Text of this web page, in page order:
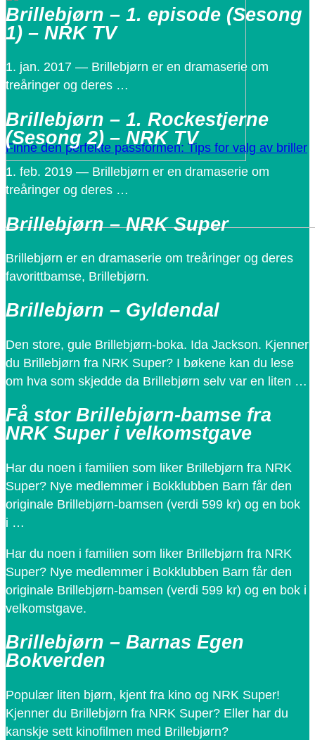
Finne den perfekte passformen: Tips for valg av briller
Brillebjørn – 1. episode (Sesong
1) – NRK TV
1. jan. 2017 — Brillebjørn er en dramaserie om
treåringer og deres …
Brillebjørn – 1. Rockestjerne
(Sesong 2) – NRK TV
1. feb. 2019 — Brillebjørn er en dramaserie om
treåringer og deres …
Brillebjørn – NRK Super
Brillebjørn er en dramaserie om treåringer og deres
favorittbamse, Brillebjørn.
Brillebjørn – Gyldendal
Den store, gule Brillebjørn-boka. Ida Jackson. Kjenner
du Brillebjørn fra NRK Super? I bøkene kan du lese
om hva som skjedde da Brillebjørn selv var en liten …
Få stor Brillebjørn-bamse fra
NRK Super i velkomstgave
Har du noen i familien som liker Brillebjørn fra NRK
Super? Nye medlemmer i Bokklubben Barn får den
originale Brillebjørn-bamsen (verdi 599 kr) og en bok
i …
Har du noen i familien som liker Brillebjørn fra NRK
Super? Nye medlemmer i Bokklubben Barn får den
originale Brillebjørn-bamsen (verdi 599 kr) og en bok i
velkomstgave.
Brillebjørn – Barnas Egen
Bokverden
Populær liten bjørn, kjent fra kino og NRK Super!
Kjenner du Brillebjørn fra NRK Super? Eller har du
kanskje sett kinofilmen med Brillebjørn?